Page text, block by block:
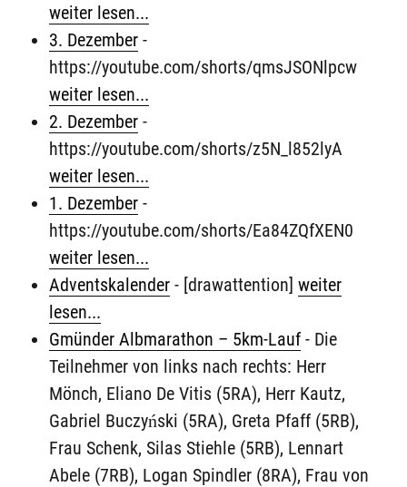
weiter lesen...
3. Dezember -
https://youtube.com/shorts/qmsJSONlpcw
weiter lesen...
2. Dezember -
https://youtube.com/shorts/z5N_l852lyA
weiter lesen...
1. Dezember -
https://youtube.com/shorts/Ea84ZQfXEN0
weiter lesen...
Adventskalender - [drawattention]weiter
lesen...
Gmünder Albmarathon – 5km-Lauf - Die
Teilnehmer von links nach rechts: Herr
Mönch, Eliano De Vitis (5RA), Herr Kautz,
Gabriel Buczyński (5RA), Greta Pfaff (5RB),
Frau Schenk, Silas Stiehle (5RB), Lennart
Abele (7RB), Logan Spindler (8RA), Frau von